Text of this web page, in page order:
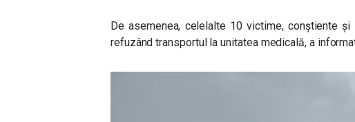
De asemenea, celelalte 10 victime, conștiente
refuzând transportul la unitatea medicală, a